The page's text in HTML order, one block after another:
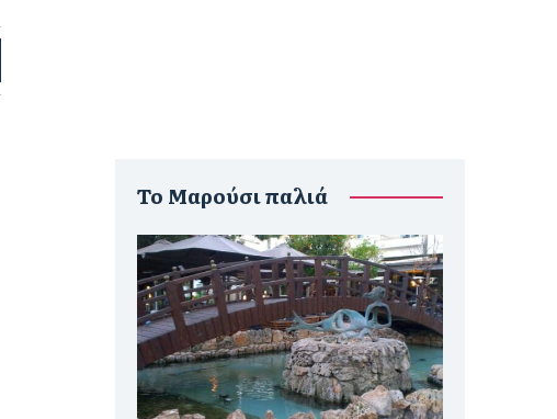
To Μαρούσι παλιά